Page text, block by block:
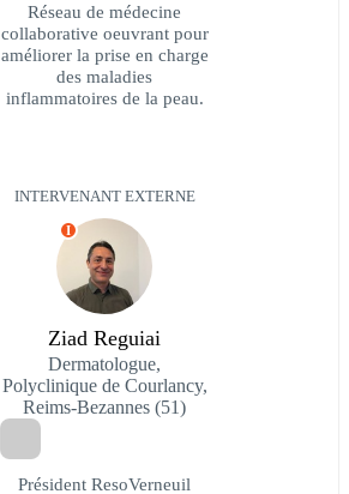
Réseau de médecine
collaborative oeuvrant pour
améliorer la prise en charge
des maladies
inflammatoires de la peau.
INTERVENANT EXTERNE
I
Ziad Reguiai
Dermatologue,
Polyclinique de Courlancy,
Reims-Bezannes (51)
Président ResoVerneuil